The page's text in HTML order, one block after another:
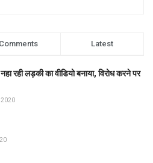
Comments Latest
रही लड़की का वीडियो बनाया, विरोध करने पर
2020